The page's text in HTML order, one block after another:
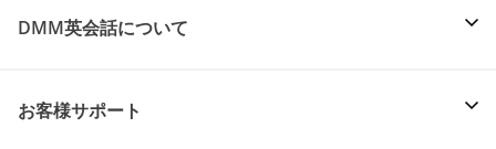
DMM英会話について
お客様サポート